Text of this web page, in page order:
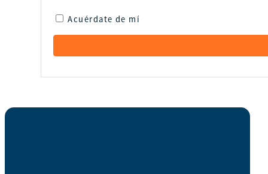
Acuérdate de mí